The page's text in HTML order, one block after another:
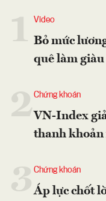
Video
Bỏ mức
quê làm
2Chứng khoán
VN-Index
thanh khoản
Chứng khoán
Áp lực chốt